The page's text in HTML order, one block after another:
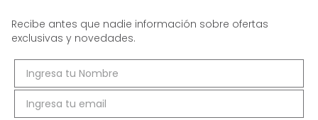
Recibe antes que nadie información sobre ofertas
exclusivas y novedades.